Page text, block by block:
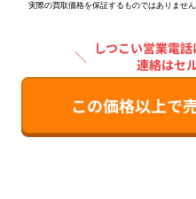
実際の買取価格を保証するものではありません
＼ しつこい営業電話
連絡はセ
この価格以上で